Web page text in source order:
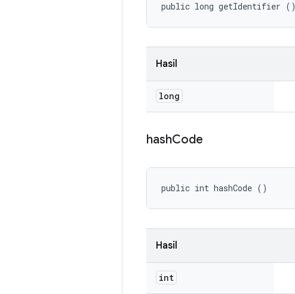
public long getIdentifier ()
Hasil
long
hashCode
public int hashCode ()
Hasil
int